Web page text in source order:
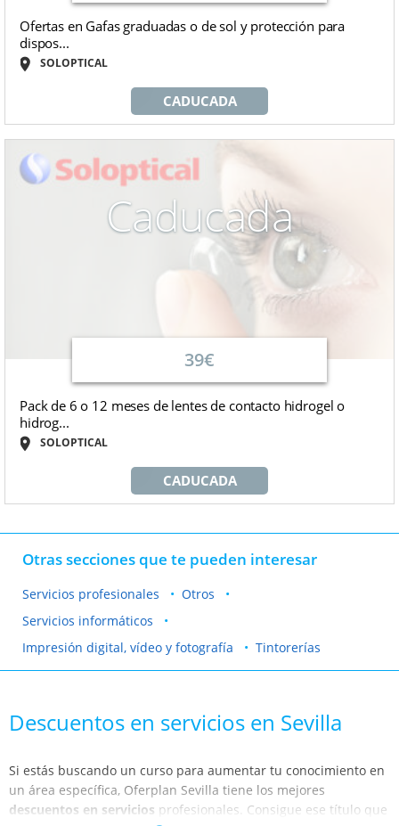
Ofertas en Gafas graduadas o de sol y protección para
dispos...
SOLOPTICAL
CADUCADA
Caducada
39€
Pack de 6 o 12 meses de lentes de contacto hidrogel o
hidrog...
SOLOPTICAL
CADUCADA
Otras secciones que te pueden interesar
Servicios profesionales
Otros
Servicios informáticos
Impresión digital, vídeo y fotografía
Tintorerías
Descuentos en servicios en Sevilla
Si estás buscando un curso para aumentar tu conocimiento en
un área específica, Oferplan Sevilla tiene los mejores
descuentos en servicios profesionales. Consigue ese título que